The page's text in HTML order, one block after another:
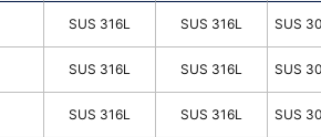
SUS 316L SUS 316L SUS
SUS 316L SUS 316L SUS
SUS 316L SUS 316L SUS